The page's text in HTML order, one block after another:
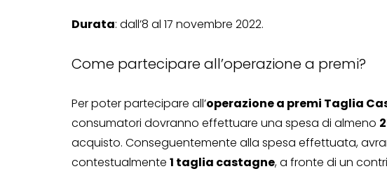
Durata: dall’8 al 17 novembre 2022.
Come partecipare all’operazione a premi?
Per poter partecipare all’operazione a premi Taglia
consumatori dovranno effettuare una spesa di almeno
acquisto. Conseguentemente alla spesa effettuata,
contestualmente 1 taglia castagne, a fronte di un